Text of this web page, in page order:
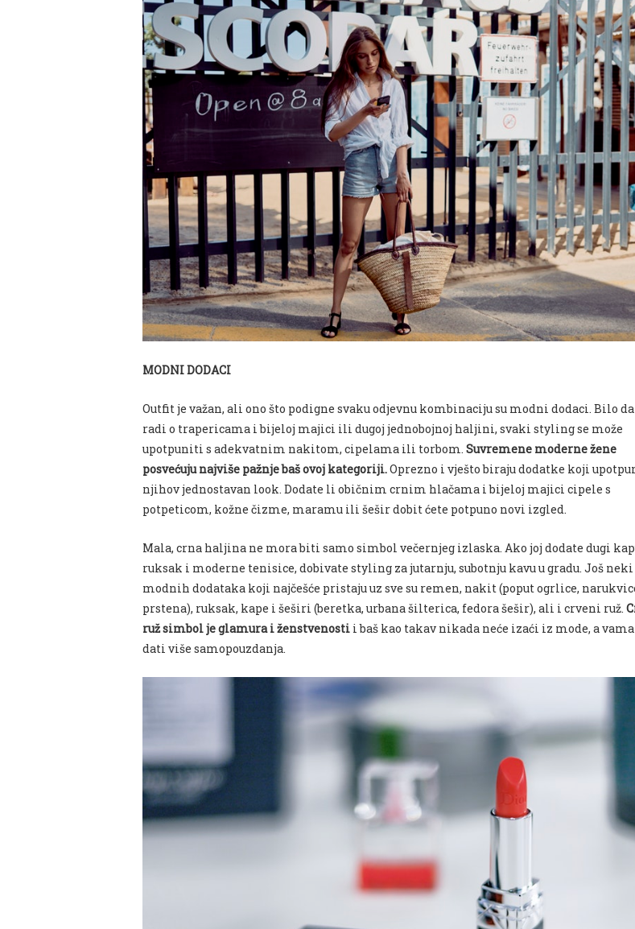
MODNI DODACI
Outfit je važan, ali ono što podigne svaku odjevnu kombinaciju su modni dodaci. Bilo da
radi o trapericama i bijeloj majici ili dugoj jednobojnoj haljini, svaki styling se može
upotpuniti s adekvatnim nakitom, cipelama ili torbom. Suvremene moderne žene
posvećuju najviše pažnje baš ovoj kategoriji.Oprezno i vješto biraju dodatke koji
njihov jednostavan look. Dodate li običnim crnim hlačama i bijeloj majici cipele s
potpeticom, kožne čizme, maramu ili šešir dobit ćete potpuno novi izgled.
Mala, crna haljina ne mora biti samo simbol večernjeg izlaska. Ako joj dodate dugi
ruksak i moderne tenisice, dobivate styling za jutarnju, subotnju kavu u gradu. Još neki
modnih dodataka koji najčešće pristaju uz sve su remen, nakit (poput ogrlice,
prstena), ruksak, kape i šeširi (beretka, urbana šilterica, fedora šešir), ali i crveni ruž.
ruž simbol je glamura i ženstvenosti i baš kao takav nikada neće izaći iz mode, a vama
dati više samopouzdanja.